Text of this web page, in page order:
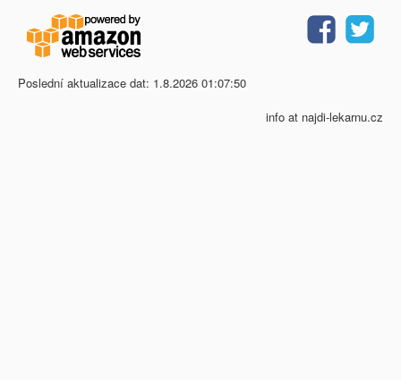
Poslední aktualizace dat: 1.8.2026 01:07:50
info at najdi-lekarnu.cz